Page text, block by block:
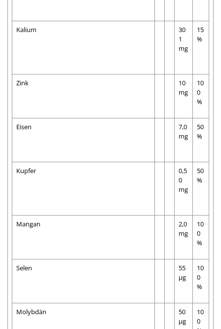
Kalium
30
1
mg
15
%
Zink
10
mg
10
0
%
Eisen
7,0
mg
50
%
Kupfer
0,5
0
mg
50
%
Mangan
2,0
mg
10
0
%
Selen
55
µg
10
0
%
Molybdän
50
µg
10
0